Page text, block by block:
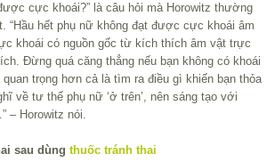
cực khoái?” là câu hỏi mà Horowitz thường
“Hầu hết phụ nữ không đạt được cực khoái âm
khoái có nguồn gốc từ kích thích âm vật trực
Đừng quá căng thẳng nếu bạn không có khoái
quan trọng hơn cả là tìm ra điều gì khiến bạn thỏa
về tư thế phụ nữ ‘ở trên’, nên sáng tạo với
– Horowitz nói.
sau dùng thuốc tránh thai